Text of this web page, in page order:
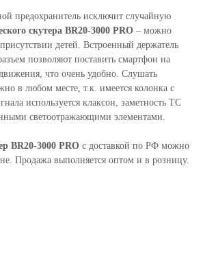
предохранитель исключит случайную
скутера BR20-3000 PRO – можно
детей. Встроенный держатель
позволяют поставить смартфон на
что очень удобно. Слушать
в любом месте, т.к. имеется колонка с
используется клаксон, заметность ТС
светоотражающими элементами.
BR20-3000 PRO с доставкой по РФ можно
Продажа выполняется оптом и в розницу.